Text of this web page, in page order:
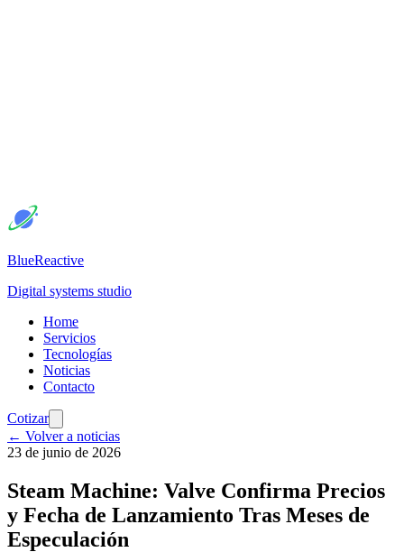
BlueReactive
Digital systems studio
Home
Servicios
Tecnologías
Noticias
Contacto
Cotizar
← Volver a noticias
23 de junio de 2026
Steam Machine: Valve Confirma Precios
y Fecha de Lanzamiento Tras Meses de
Especulación